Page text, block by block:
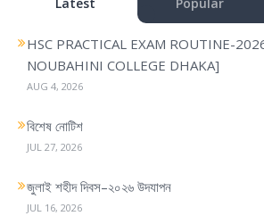
a
t
i
n
Latest Popular
HSC PRACTICAL EXAM ROUTINE-
NOUBAHINI COLLEGE DHAKA]
AUG 4, 2026
বিশেষ নোটিশ
JUL 27, 2026
জুলাই শহীদ দিবস–২০২৬ উদযাপন
JUL 16, 2026